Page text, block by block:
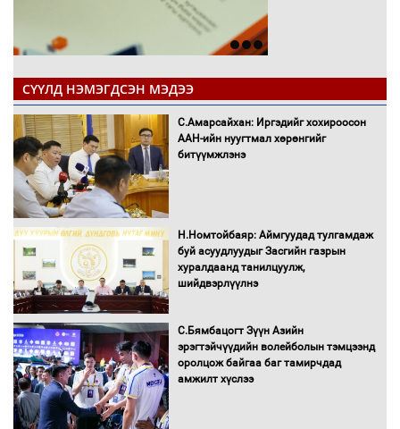
СҮҮЛД НЭМЭГДСЭН МЭДЭЭ
С.Амарсайхан: Иргэдийг хохироосон
ААН-ийн нуугтмал хөрөнгийг
битүүмжлэнэ
Н.Номтойбаяр: Аймгуудад тулгамдаж
буй асуудлуудыг Засгийн газрын
хуралдаанд танилцуулж,
шийдвэрлүүлнэ
С.Бямбацогт Зүүн Азийн
эрэгтэйчүүдийн волейболын тэмцээнд
оролцож байгаа баг тамирчдад
амжилт хүслээ